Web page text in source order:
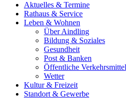
Aktuelles & Termine
Rathaus & Service
Leben & Wohnen
Über Aindling
Bildung & Soziales
Gesundheit
Post & Banken
Öffentliche
Wetter
Kultur & Freizeit
Standort & Gewerbe